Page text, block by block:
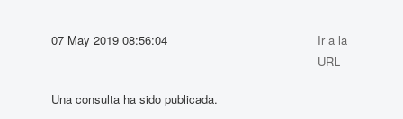
07 May 2019 08:56:04
Ir a la
URL
Una consulta ha sido publicada.